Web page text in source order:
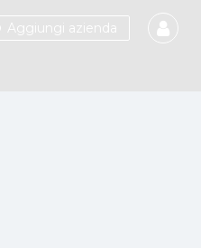
Aggiungi azienda